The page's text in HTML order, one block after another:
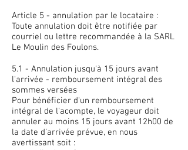
Article 5 - annulation par le locataire :
Toute annulation doit être notifiée par
courriel ou lettre recommandée à la SARL
Le Moulin des Foulons.
5.1 - Annulation jusqu'à 15 jours avant
l'arrivée - remboursement intégral des
sommes versées
Pour bénéficier d'un remboursement
intégral de l'acompte, le voyageur doit
annuler au moins 15 jours avant 12h00 de
la date d’arrivée prévue, en nous
avertissant soit :